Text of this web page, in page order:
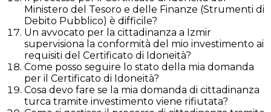
Ministero del Tesoro e delle Finanze (Strumenti di
Debito Pubblico) è difficile?
Un avvocato per la cittadinanza a Izmir
supervisiona la conformità del mio investimento ai
requisiti del Certificato di Idoneità?
Come posso seguire lo stato della mia domanda
per il Certificato di Idoneità?
Cosa devo fare se la mia domanda di cittadinanza
turca tramite investimento viene rifiutata?